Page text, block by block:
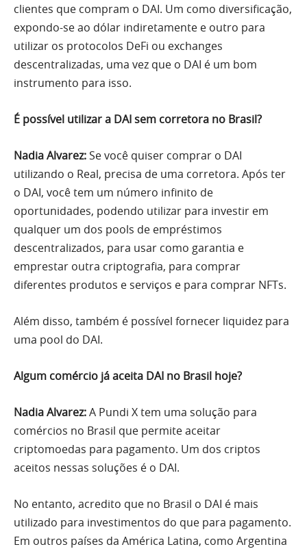
clientes que compram o DAI. Um como diversificação,
expondo-se ao dólar indiretamente e outro para
utilizar os protocolos DeFi ou exchanges
descentralizadas, uma vez que o DAI é um bom
instrumento para isso.
É possível utilizar a DAI sem corretora no Brasil?
Nadia Alvarez:Se você quiser comprar o DAI
utilizando o Real, precisa de uma corretora. Após ter
o DAI, você tem um número infinito de
oportunidades, podendo utilizar para investir em
qualquer um dos pools de empréstimos
descentralizados, para usar como garantia e
emprestar outra criptografia, para comprar
diferentes produtos e serviços e para comprar NFTs.
Além disso, também é possível fornecer liquidez para
uma pool do DAI.
Algum comércio já aceita DAI no Brasil hoje?
Nadia Alvarez:A Pundi X tem uma solução para
comércios no Brasil que permite aceitar
criptomoedas para pagamento. Um dos criptos
aceitos nessas soluções é o DAI.
No entanto, acredito que no Brasil o DAI é mais
utilizado para investimentos do que para pagamento.
Em outros países da América Latina, como Argentina